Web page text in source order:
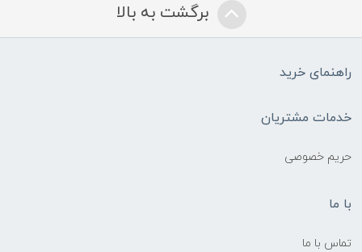
برگشت به بالا
راهنمای خرید
خدمات مشتریان
حریم خصوصی
با ما
تماس با ما